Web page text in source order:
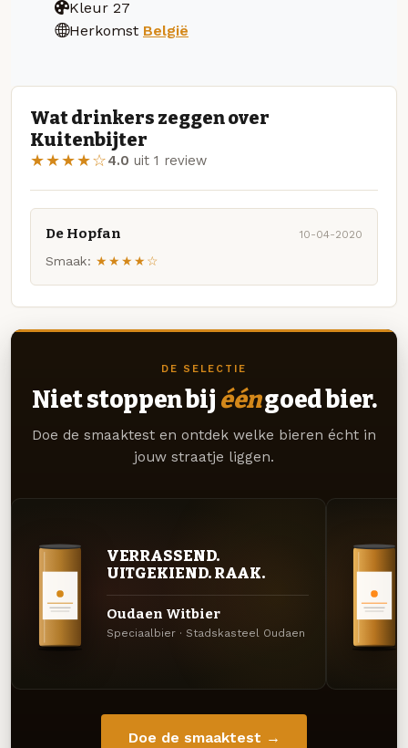
Kleur 27
Herkomst België
Wat drinkers zeggen over
Kuitenbijter
★★★★☆4.0 uit 1 review
De Hopfan 10-04-2020
Smaak: ★★★★☆
DE SELECTIE
Niet stoppen bij ééngoed bier.
Doe de smaaktest en ontdek welke bieren écht in
jouw straatje liggen.
VERRASSEND.
UITGEKIEND. RAAK.
Oudaen Witbier
Speciaalbier · Stadskasteel Oudaen
Doe de smaaktest →